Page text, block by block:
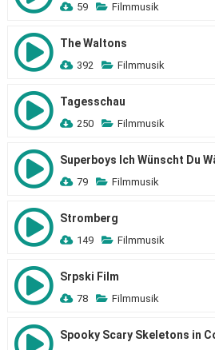
59 Filmmusik
The Waltons
392 Filmmusik
Tagesschau
250 Filmmusik
Superboys Ich Wünscht Du
79 Filmmusik
Stromberg
149 Filmmusik
Srpski Film
78 Filmmusik
Spooky Scary Skeletons in